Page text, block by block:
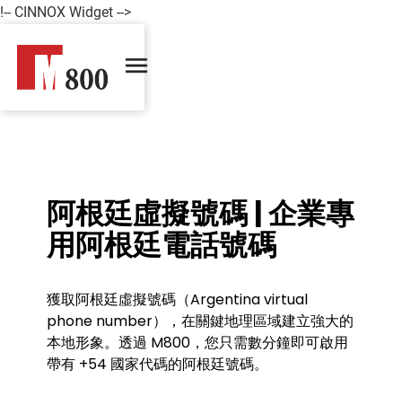
!-- CINNOX Widget -->
阿根廷虛擬號碼 | 企業專
用阿根廷電話號碼
獲取阿根廷虛擬號碼（Argentina virtual
phone number），在關鍵地理區域建立強大的
本地形象。透過 M800，您只需數分鐘即可啟用
帶有 +54 國家代碼的阿根廷號碼。